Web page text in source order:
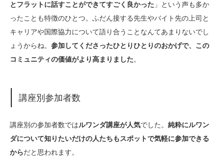
とフラットに話すことができてすごく良かった 」という声も多か
ったことも特徴のひとつ。ふだん接する先生やバイト先の上司と
キャリアや国際協力について語り合うことなんてあまりないでし
ょうからね。 参加してくださったひとりひとりのおかげで、この
コミュニティの価値がより高まりました。
講座別参加者数
講座別の参加者数ではルワンダ講座が人気でした。 純粋にルワン
ダについて知りたいだけの人たちもスポットで気軽に参加できる
からだと思われます。